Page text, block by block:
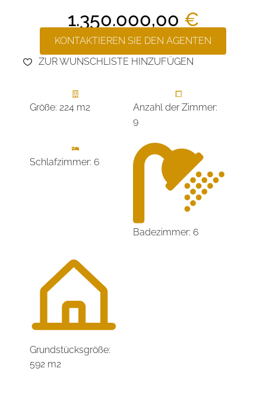
1.350.000,00 €
KONTAKTIEREN SIE DEN AGENTEN
ZUR WUNSCHLISTE HINZUFÜGEN
Größe: 224 m2
Anzahl der Zimmer:
9
Schlafzimmer: 6
Badezimmer: 6
Grundstücksgröße:
592 m2